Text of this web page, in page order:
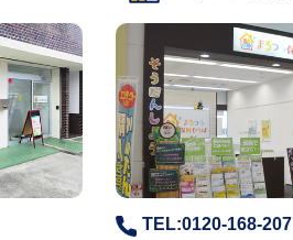
TEL:0120-168-207